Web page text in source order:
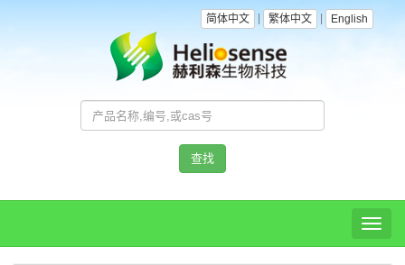
简体中文 繁体中文 English
查找
Toggle